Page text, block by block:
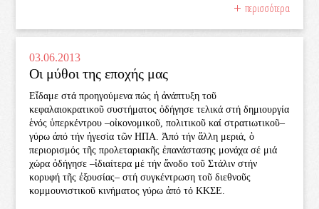
περισσότερα
03.06.2013
Οι μύθοι της εποχής μας
Εἴδαμε στά προηγούμενα πώς ἡ ἀνάπτυξη τοῦ
κεφαλαιοκρατικοῦ συστήματος ὁδήγησε τελικά στή δημιουργία
ἑνός ὑπερκέντρου –οἰκονομικοῦ, πολιτικοῦ καί στρατιωτικοῦ–
γύρω ἀπό τήν ἡγεσία τῶν ΗΠΑ. Ἀπό τήν ἄλλη μεριά, ὁ
περιορισμός τῆς προλεταριακῆς ἐπανάστασης μονάχα σέ μιά
χώρα ὁδήγησε –ἰδιαίτερα μέ τήν ἄνοδο τοῦ Στάλιν στήν
κορυφή τῆς ἐξουσίας– στή συγκέντρωση τοῦ διεθνοῦς
κομμουνιστικοῦ κινήματος γύρω ἀπό τό ΚΚΣΕ.